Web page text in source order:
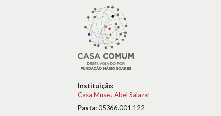
Instituição:
Casa Museu Abel Salazar
Pasta:05366.001.122